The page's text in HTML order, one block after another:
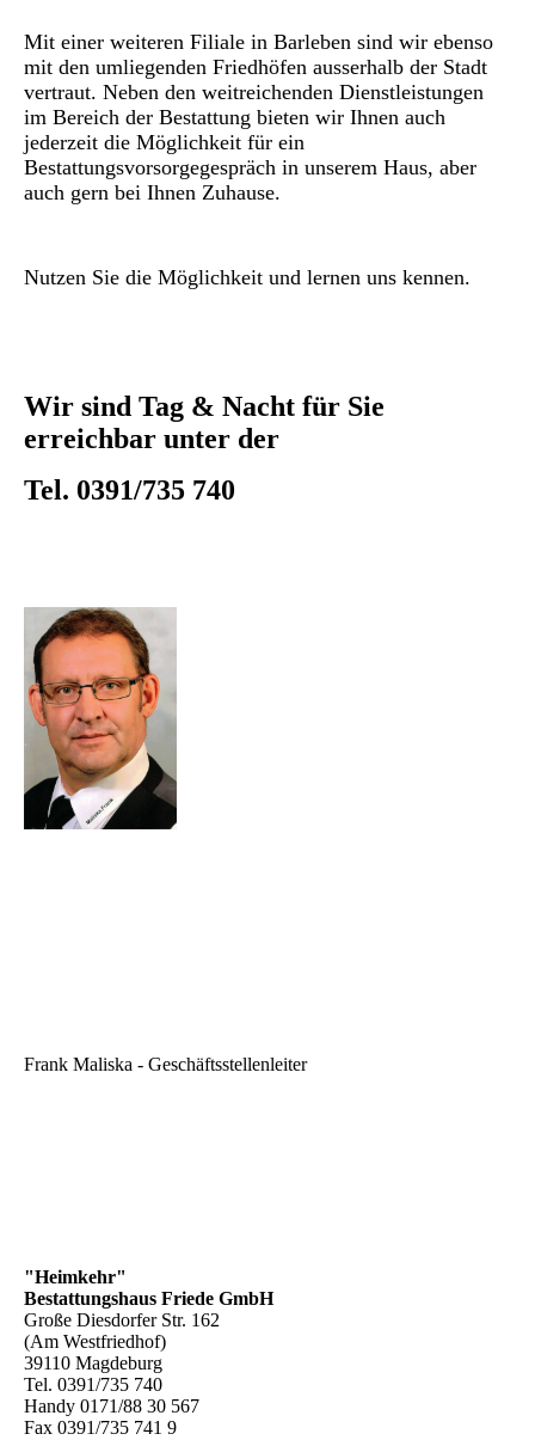
Mit einer weiteren Filiale in Barleben sind wir ebenso
mit den umliegenden Friedhöfen ausserhalb der Stadt
vertraut. Neben den weitreichenden Dienstleistungen
im Bereich der Bestattung bieten wir Ihnen auch
jederzeit die Möglichkeit für ein
Bestattungsvorsorgegespräch in unserem Haus, aber
auch gern bei Ihnen Zuhause.
Nutzen Sie die Möglichkeit und lernen uns kennen.
Wir sind Tag & Nacht für Sie
erreichbar unter der
Tel. 0391/735 740
Frank Maliska - Geschäftsstellenleiter
"Heimkehr"
Bestattungshaus Friede GmbH
Große Diesdorfer Str. 162
(Am Westfriedhof)
39110 Magdeburg
Tel. 0391/735 740
Handy 0171/88 30 567
Fax 0391/735 741 9